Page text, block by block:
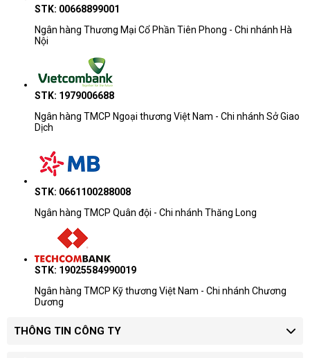
STK: 00668899001
Ngân hàng Thương Mại Cổ Phần Tiên Phong - Chi nhánh Hà
Nội
STK: 1979006688
Ngân hàng TMCP Ngoại thương Việt Nam - Chi nhánh Sở Giao
Dịch
STK: 0661100288008
Ngân hàng TMCP Quân đội - Chi nhánh Thăng Long
STK: 19025584990019
Ngân hàng TMCP Kỹ thương Việt Nam - Chi nhánh Chương
Dương
THÔNG TIN CÔNG TY